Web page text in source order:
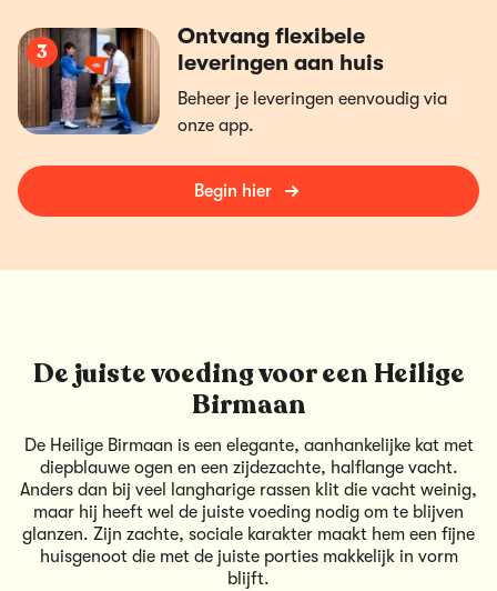
3
Ontvang flexibele
leveringen aan huis
Beheer je leveringen eenvoudig via
onze app.
Begin hier
De juiste voeding voor een Heilige
Birmaan
De Heilige Birmaan is een elegante, aanhankelijke kat met
diepblauwe ogen en een zijdezachte, halflange vacht.
Anders dan bij veel langharige rassen klit die vacht weinig,
maar hij heeft wel de juiste voeding nodig om te blijven
glanzen. Zijn zachte, sociale karakter maakt hem een fijne
huisgenoot die met de juiste porties makkelijk in vorm
blijft.